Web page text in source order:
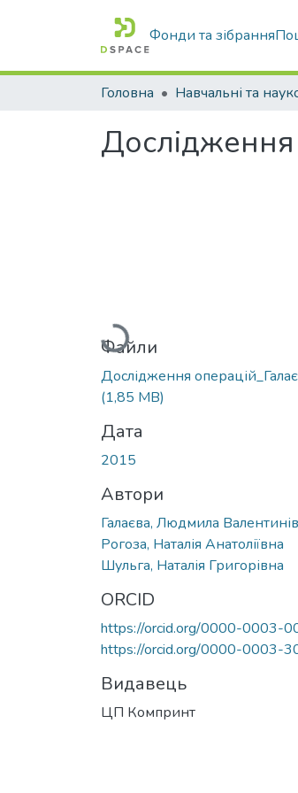
Фонди та зібрання
Головна
Вантажиться...
Файли
Дослідження
(1,85 MB)
Дата
2015
Автори
Галаєва, Людмила
Рогоза, Наталія Анатоліївна
Шульга, Наталія Григорівна
ORCID
https://orcid.org/0000-0003-
https://orcid.org/0000-0003-
Видавець
ЦП Компринт